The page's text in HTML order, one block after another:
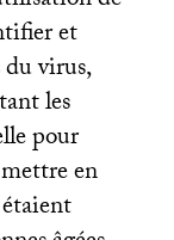
et
virus,
les
pour
en